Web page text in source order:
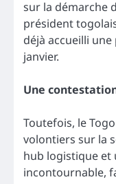
sur la démarche
président
déjà accueilli
janvier.
Une
Toutefois, le
volontiers sur la
hub logistique et
incontournable,